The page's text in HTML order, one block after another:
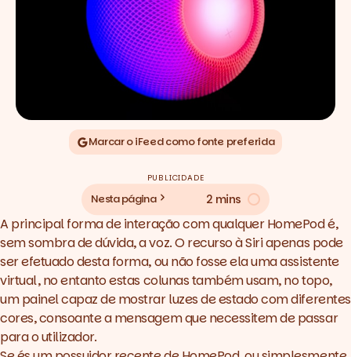
Marcar o iFeed como fonte preferida
PUBLICIDADE
Nesta página 2 mins
A principal forma de interação com qualquer HomePod é,
sem sombra de dúvida, a voz. O recurso à Siri apenas pode
ser efetuado desta forma, ou não fosse ela uma assistente
virtual, no entanto estas colunas também usam, no topo,
um painel capaz de mostrar luzes de estado com diferentes
cores, consoante a mensagem que necessitem de passar
para o utilizador.